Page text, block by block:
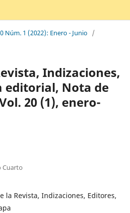
Núm. 1 (2022): Enero - Junio /
Indizaciones,
editorial, Nota de
20 (1), enero-
Cuarto
la Revista, Indizaciones, Editores,